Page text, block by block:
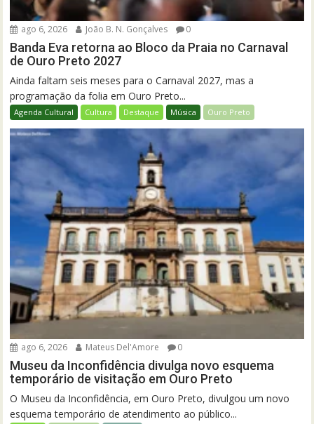
ago 6, 2026 João B. N. Gonçalves 0
Banda Eva retorna ao Bloco da Praia no Carnaval
de Ouro Preto 2027
Ainda faltam seis meses para o Carnaval 2027, mas a
programação da folia em Ouro Preto...
Agenda Cultural Cultura Destaque Música Ouro Preto
ago 6, 2026 Mateus Del'Amore 0
Museu da Inconfidência divulga novo esquema
temporário de visitação em Ouro Preto
O Museu da Inconfidência, em Ouro Preto, divulgou um novo
esquema temporário de atendimento ao público...